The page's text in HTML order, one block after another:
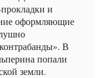
и
оформляющие
В
попали
земли.